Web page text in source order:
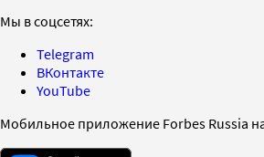
Мы в соцсетях:
Telegram
ВКонтакте
YouTube
Мобильное приложение Forbes Russia